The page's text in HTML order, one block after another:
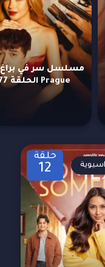
Prague الحلقة 77 مترجمة
حلقة
12